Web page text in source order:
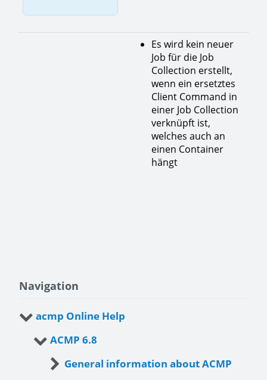
Es wird kein neuer
Job für die Job
Collection erstellt,
wenn ein ersetztes
Client Command in
einer Job Collection
verknüpft ist,
welches auch an
einen Container
hängt
Navigation
acmp Online Help
ACMP 6.8
General information about ACMP